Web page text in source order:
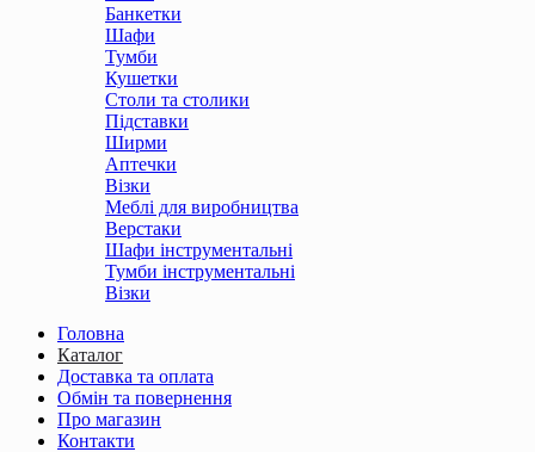
Банкетки
Шафи
Тумби
Кушетки
Столи та столики
Підставки
Ширми
Аптечки
Візки
Меблі для виробництва
Верстаки
Шафи інструментальні
Тумби інструментальні
Візки
Головна
Каталог
Доставка та оплата
Обмін та повернення
Про магазин
Контакти